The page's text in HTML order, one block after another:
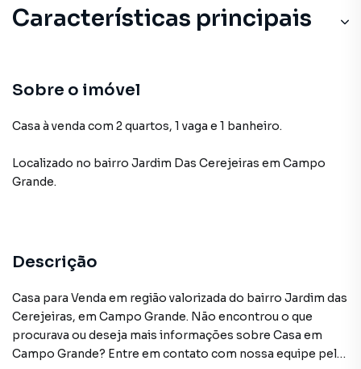
Características principais
Sobre o imóvel
Casa à venda com 2 quartos, 1 vaga e 1 banheiro.
Localizado no bairro Jardim Das Cerejeiras em Campo
Grande.
Descrição
Casa para Venda em região valorizada do bairro Jardim das
Cerejeiras, em Campo Grande. Não encontrou o que
procurava ou deseja mais informações sobre Casa em
Campo Grande? Entre em contato com nossa equipe pelo